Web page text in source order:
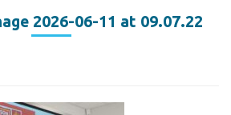
2026-06-11 at 09.07.22